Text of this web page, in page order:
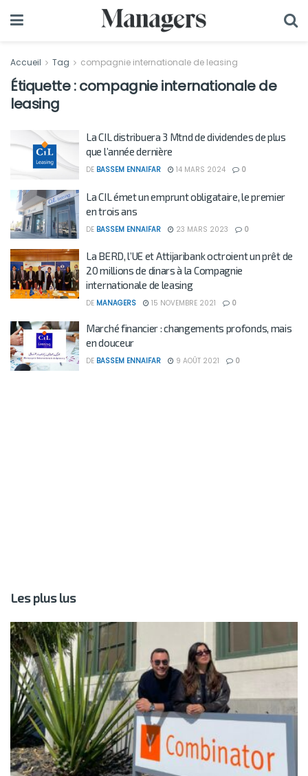
Accueil Tag compagnie internationale de leasing
Étiquette :compagnie internationale de
leasing
La CIL distribuera 3 Mtnd de dividendes de plus
que l’année dernière
DE BASSEM ENNAIFAR 14 MARS 2024 0
La CIL émet un emprunt obligataire, le premier
en trois ans
DE BASSEM ENNAIFAR 23 MARS 2023 0
La BERD, l’UE et Attijaribank octroient un prêt de
20 millions de dinars à la Compagnie
internationale de leasing
DE MANAGERS 15 NOVEMBRE 2021 0
Marché financier : changements profonds, mais
en douceur
DE BASSEM ENNAIFAR 9 AOÛT 2021 0
Les plus lus